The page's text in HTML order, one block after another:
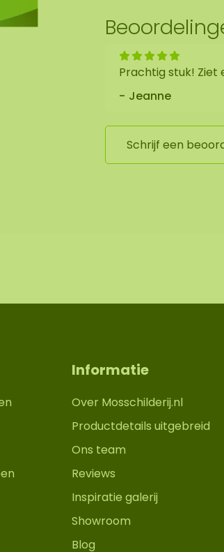
Prachtig stuk! Ziet
Jeanne
Schrijf een
Informatie
Over Mosschilderij.nl
Productdetails uitgebreid
Ons team
Reviews
Inspiratie galerij
Showroom
Blog